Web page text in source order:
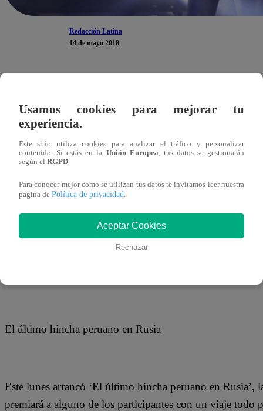
Redacción Latina
14 de mayo 2018
pagado al Mundial Rusia 2018 y seguir a la selección
Él transmitió desde la cuenta de Facebook de una de
Tarkan, para continuar con el también recordado tema
Lo más llamativo de su performance fue su cambio
El último hincha peruano en Rusia
Este lunes arrancó ‘El último hincha peruano en Rusia’,
premiará a alguno de los participantes con un viaje todo
Usamos cookies para mejorar tu
experiencia.
Este sitio utiliza cookies para analizar el tráfico y personalizar
contenido. Si estás en la Unión Europea , tus datos se gestionarán
según el RGPD
Para conocer mejor como se utilizan tus datos te invitamos leer nuestra
pagina de Política de privacidad
Aceptar Cookies
Rechazar